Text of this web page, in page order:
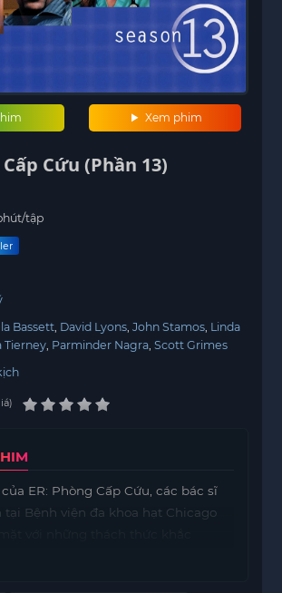
Xem phim
Cứu (Phần 13)
tập
Bassett David Lyons John Stamos Linda
Tierney Parminder Nagra Scott Grimes
ER: Phòng Cấp Cứu, các bác sĩ
tại Bệnh viện đa khoa hạt Chicago
việc hàng ngày của họ. Họ